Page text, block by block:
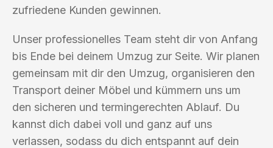
zufriedene Kunden gewinnen.
Unser professionelles Team steht dir von Anfang
bis Ende bei deinem Umzug zur Seite. Wir planen
gemeinsam mit dir den Umzug, organisieren den
Transport deiner Möbel und kümmern uns um
den sicheren und termingerechten Ablauf. Du
kannst dich dabei voll und ganz auf uns
verlassen, sodass du dich entspannt auf dein